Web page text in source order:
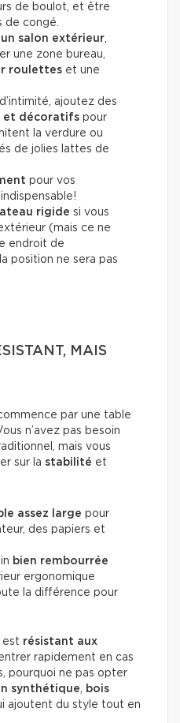
de boulot, et être
de congé.
salon extérieur
une zone bureau,
roulettes et une
ajoutez des
et décoratifs pour
la verdure ou
de jolies lattes de
pour vos
rigide si vous
(mais ce ne
endroit de
position ne sera pas
MAIS
par une table
n’avez pas besoin
mais vous
sur la stabilité et
assez large pour
des papiers et
bien rembourrée
ergonomique
la différence pour
est résistant aux
rapidement en cas
pourquoi ne pas opter
synthétique
bois
ajoutent du style tout en